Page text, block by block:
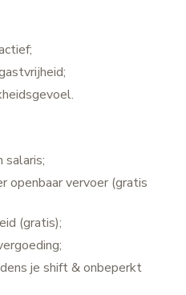
salaris;
openbaar vervoer (gratis
(gratis);
je shift & onbeperkt